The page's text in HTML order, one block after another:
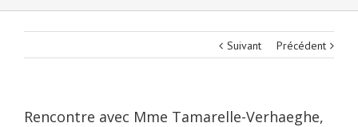
Suivant Précédent
Rencontre avec Mme Tamarelle-Verhaeghe,